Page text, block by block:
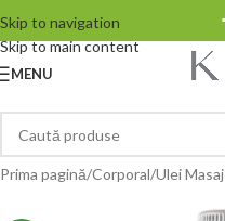
Skip to navigation
Skip to main content
MENU
Prima pagină/Corporal/Ulei Masaj